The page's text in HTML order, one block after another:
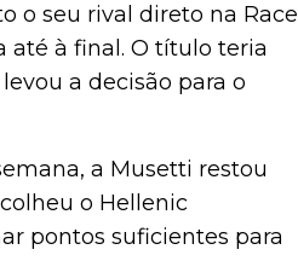
o seu rival direto na Race
até à final. O título teria
a decisão para o
a Musetti restou
o Hellenic
pontos suficientes para